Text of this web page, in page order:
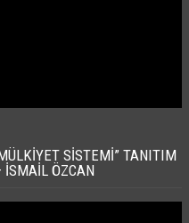
SISTEMI” TANITIM
ÖZCAN